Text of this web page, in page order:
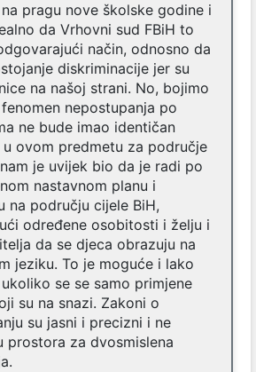
pragu nove školske godine i
da Vrhovni sud FBiH to
način, odnosno da
diskriminacije jer su
na našoj strani. No, bojimo
nepostupanja po
ne bude imao identičan
u ovom predmetu za područje
je uvijek bio da je radi po
nastavnom planu i
na području cijele BiH,
određene osobitosti i želju i
da se djeca obrazuju na
jeziku. To je moguće i lako
se se samo primjene
su na snazi. Zakoni o
su jasni i precizni i ne
prostora za dvosmislena